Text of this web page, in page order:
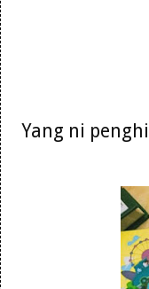
Yang ni